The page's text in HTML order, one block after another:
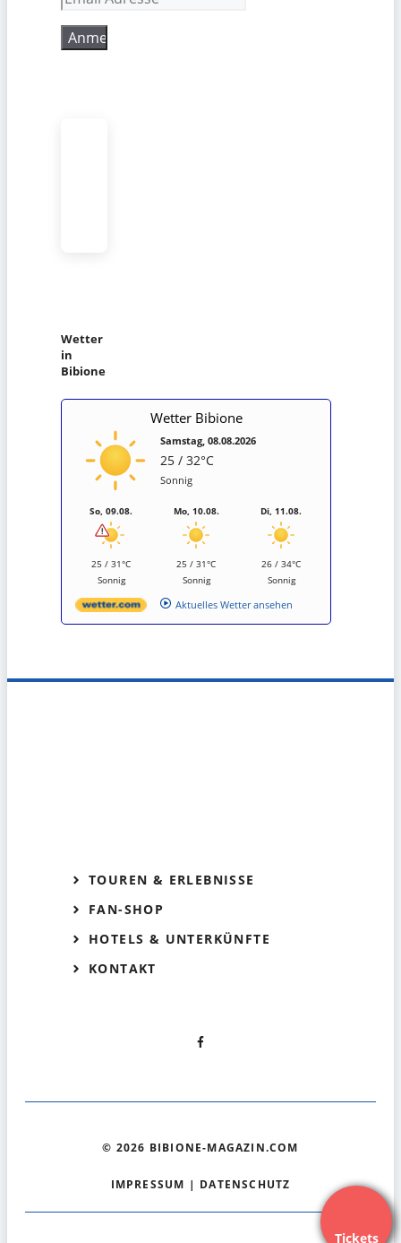
Wetter
in
Bibione
Wetter Bibione
Samstag, 08.08.2026
25 / 32°C
Sonnig
So, 09.08.
25 / 31°C
Sonnig
Mo, 10.08.
25 / 31°C
Sonnig
Di, 11.08.
26 / 34°C
Sonnig
Aktuelles Wetter ansehen
Tickets
TOUREN & ERLEBNISSE
FAN-SHOP
HOTELS & UNTERKÜNFTE
KONTAKT
© 2026 BIBIONE-MAGAZIN.COM
IMPRESSUM | DATENSCHUTZ